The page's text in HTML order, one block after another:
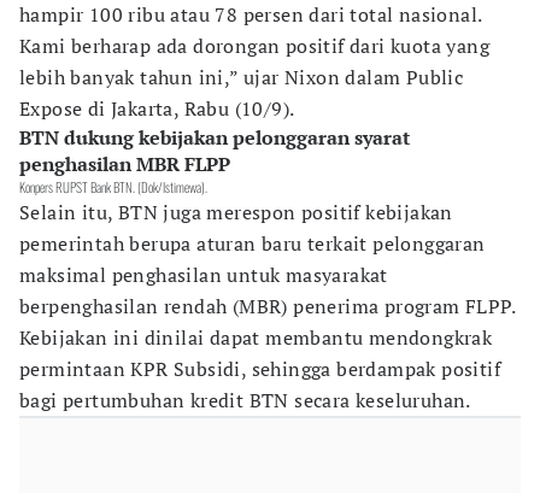
hampir 100 ribu atau 78 persen dari total nasional.
Kami berharap ada dorongan positif dari kuota yang
lebih banyak tahun ini,” ujar Nixon dalam Public
Expose di Jakarta, Rabu (10/9).
BTN dukung kebijakan pelonggaran syarat
penghasilan MBR FLPP
Konpers RUPST Bank BTN. (Dok/Istimewa).
Selain itu, BTN juga merespon positif kebijakan
pemerintah berupa aturan baru terkait pelonggaran
maksimal penghasilan untuk masyarakat
berpenghasilan rendah (MBR) penerima program FLPP.
Kebijakan ini dinilai dapat membantu mendongkrak
permintaan KPR Subsidi, sehingga berdampak positif
bagi pertumbuhan kredit BTN secara keseluruhan.